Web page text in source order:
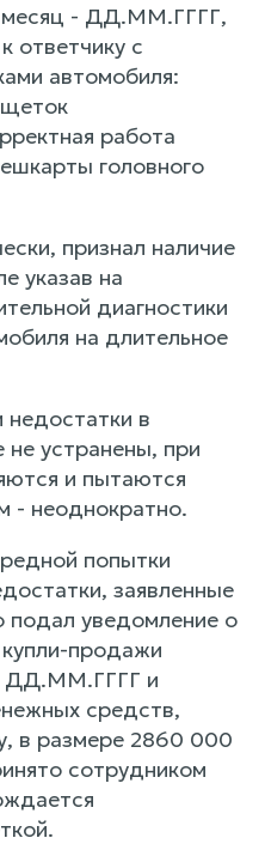
месяц - ДД.ММ.ГГГГ,
ответчику с
автомобиля:
щеток
работа
головного
признал наличие
указав на
диагностики
на длительное
в
устранены, при
и пытаются
- неоднократно.
попытки
заявленные
уведомление о
продажи
ДД.ММ.ГГГГ и
средств,
в размере 2860 000
сотрудником